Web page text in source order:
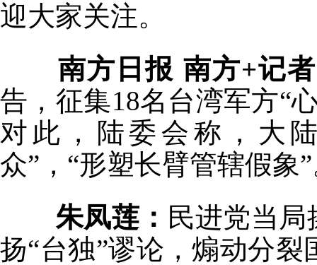
迎大家关注。
南方日报 南方+记
告，征集18名台湾军方“
对此，陆委会称，大
众”，“形塑长臂管辖假象
朱凤莲： 民进党当
扬“台独”谬论，煽动分